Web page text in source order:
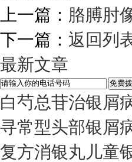
上一篇： 胳膊肘
下一篇： 返回列
最新文章
白芍总苷治银屑
寻常型头部银屑
复方消银丸儿童